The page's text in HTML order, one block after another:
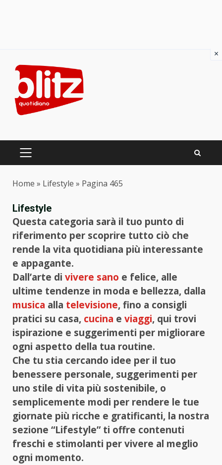
content
PRIMARY
Home » Lifestyle » Pagina 465
Lifestyle
Questa categoria sarà il tuo punto di
riferimento per scoprire tutto ciò che
rende la vita quotidiana più interessante
e appagante.
Dall’arte di vivere sano e felice, alle
ultime tendenze in moda e bellezza, dalla
musica alla televisione, fino a consigli
pratici su casa, cucina e viaggi, qui trovi
ispirazione e suggerimenti per migliorare
ogni aspetto della tua routine.
Che tu stia cercando idee per il tuo
benessere personale, suggerimenti per
uno stile di vita più sostenibile, o
semplicemente modi per rendere le tue
giornate più ricche e gratificanti, la nostra
sezione “Lifestyle” ti offre contenuti
freschi e stimolanti per vivere al meglio
ogni momento.
×